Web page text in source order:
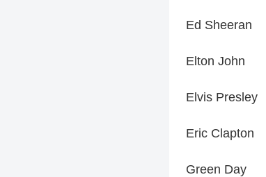
Ed Sheeran
Elton John
Elvis Presley
Eric Clapton
Green Day